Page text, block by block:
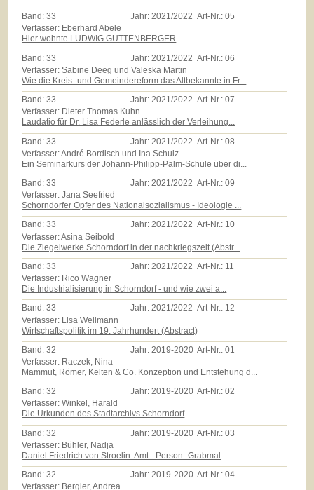
Band:33 Jahr:2021/2022 Art-Nr.:05
Verfasser: Eberhard Abele
Hier wohnte LUDWIG GUTTENBERGER
Band:33 Jahr: 2021/2022 Art-Nr.:06
Verfasser: Sabine Deeg und Valeska Martin
Wie die Kreis- und Gemeindereform das Altbekannte in Fr...
Band:33 Jahr:2021/2022 Art-Nr.:07
Verfasser: Dieter Thomas Kuhn
Laudatio für Dr. Lisa Federle anlässlich der Verleihung...
Band:33 Jahr: 2021/2022 Art-Nr.:08
Verfasser: André Bordisch und Ina Schulz
Ein Seminarkurs der Johann-Philipp-Palm-Schule über di...
Band:33 Jahr:2021/2022 Art-Nr.:09
Verfasser: Jana Seefried
Schorndorfer Opfer des Nationalsozialismus - Ideologie ...
Band:33 Jahr:2021/2022 Art-Nr.: 10
Verfasser: Asina Seibold
Die Ziegelwerke Schorndorf in der nachkriegszeit (Abstr...
Band:33 Jahr:2021/2022 Art-Nr.: 11
Verfasser: Rico Wagner
Die Industrialisierung in Schorndorf - und wie zwei a...
Band:33 Jahr:2021/2022 Art-Nr.: 12
Verfasser: Lisa Wellmann
Wirtschaftspolitik im 19. Jahrhundert (Abstract)
Band:32 Jahr: 2019-2020 Art-Nr.:01
Verfasser: Raczek, Nina
Mammut, Römer, Kelten & Co. Konzeption und Entstehung d...
Band:32 Jahr:2019-2020 Art-Nr.:02
Verfasser: Winkel, Harald
Die Urkunden des Stadtarchivs Schorndorf
Band:32 Jahr: 2019-2020 Art-Nr.:03
Verfasser: Bühler, Nadja
Daniel Friedrich von Stroelin. Amt - Person- Grabmal
Band:32 Jahr:2019-2020 Art-Nr.:04
Verfasser: Bergler, Andrea